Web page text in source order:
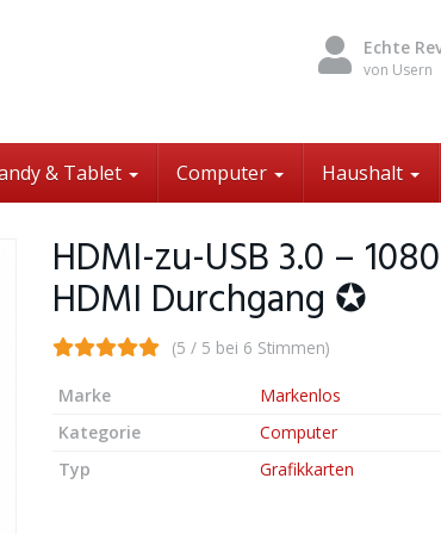
Echte
von Usern
& Tablet Computer Haushalt
HDMI-zu-USB 3.0 –
HDMI Durchgang ✪
(5 / 5 bei 6 Stimmen)
Marke
Markenlos
Kategorie
Computer
Typ
Grafikkarten